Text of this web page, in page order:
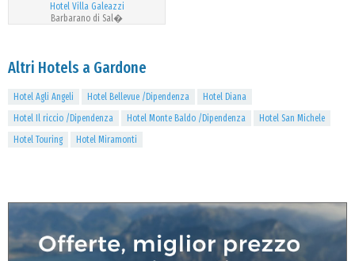
Hotel Villa Galeazzi
Barbarano di Sal�
Altri Hotels a Gardone
Hotel Agli Angeli Hotel Bellevue /Dipendenza
Hotel Diana
Hotel Il riccio /Dipendenza
Hotel Monte Baldo /Dipendenza
Hotel San Michele
Hotel Touring
Hotel Miramonti